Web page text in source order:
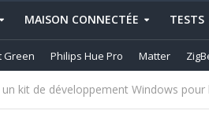
MAISON CONNECTÉE TESTS
Green Philips Hue Pro Matter
kit de développement Windows pour